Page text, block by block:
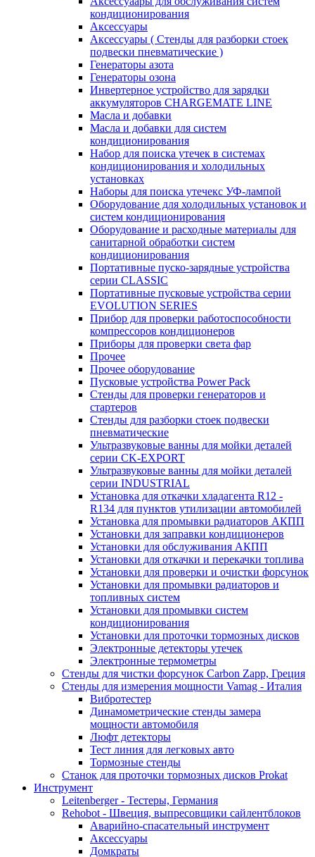
кондиционирования
Аксессуары
Аксессуары ( Стенды для разборки стоек
подвески пневматические )
Генераторы азота
Генераторы озона
Инвертерное устройство для зарядки
аккумуляторов CHARGEMATE LINE
Масла и добавки
Масла и добавки для систем
кондиционирования
Набор для поиска утечек в системах
кондиционирования и холодильных
установках
Наборы для поиска утечекс УФ-лампой
Оборудование для холодильных установок и
систем кондиционирования
Оборудование и расходные материалы для
санитарной обработки систем
кондиционирования
Портативные пуско-зарядные устройства
серии CLASSIC
Портативные пусковые устройства серии
EVOLUTION SERIES
Прибор для проверки работоспособности
компрессоров кондиционеров
Приборы для проверки света фар
Прочее
Прочее оборудование
Пусковые устройства Power Pack
Стенды для проверки генераторов и
стартеров
Стенды для разборки стоек подвески
пневматические
Ультразвуковые ванны для мойки деталей
серии CK-EXPORT
Ультразвуковые ванны для мойки деталей
серии INDUSTRIAL
Установка для откачки хладагента R12 -
R134 для пунктов утилизации автомобилей
Установка для промывки радиаторов АКПП
Установки для заправки кондиционеров
Установки для обслуживания АКПП
Установки для откачки и перекачки топлива
Установки для проверки и очистки форсунок
Установки для промывки радиаторов и
топливных систем
Установки для промывки систем
кондиционирования
Установки для проточки тормозных дисков
Электронные детекторы утечек
Электронные термометры
Стенды для чистки форсунок Carbon Zapp, Греция
Стенды для измерения мощности Vamag - Италия
Вибротестер
Динамометрические стенды замера
мощности автомобиля
Люфт детекторы
Тест линия для легковых авто
Тормозные стенды
Станок для проточки тормозных дисков Prokat
Инструмент
Leitenberger - Тестеры, Германия
Rehobot - Швеция, выпресовщики сайлентблоков
Аварийно-спасательный инструмент
Аксессуары
Домкраты